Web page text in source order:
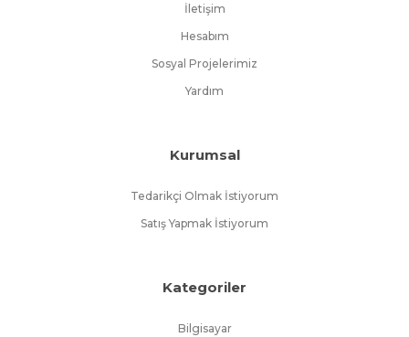
İletişim
Hesabım
Sosyal Projelerimiz
Yardım
Kurumsal
Tedarikçi Olmak İstiyorum
Satış Yapmak İstiyorum
Kategoriler
Bilgisayar